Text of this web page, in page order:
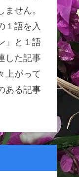
せん。
１語を入
」と１語
した記事
上がって
ある記事